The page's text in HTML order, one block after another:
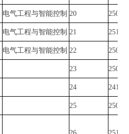
电气工程与智能控制 20
电气工程与智能控制 21
电气工程与智能控制 22
23
24
25